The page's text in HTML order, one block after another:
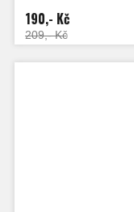
190,- Kč
209,- Kč